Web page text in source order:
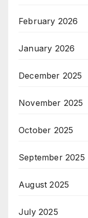
February 2026
January 2026
December 2025
November 2025
October 2025
September 2025
August 2025
July 2025